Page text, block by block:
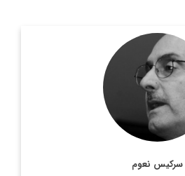
سرکیس نعوم
نگار مشهور لبناني ويكي از ستون
در استرالیا دریافت کرد. ...
اطلاعات بیشتر